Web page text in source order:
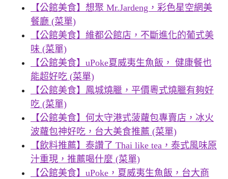
【公館美食】想聚 Mr.Jardeng，彩色星空網美
餐廳 (菜單)
【公館美食】維都公館店，不斷進化的葡式美
味 (菜單)
【公館美食】uPoke夏威夷生魚飯， 健康餐也
能超好吃 (菜單)
【公館美食】鳳城燒臘，平價粵式燒臘有夠好
吃 (菜單)
【公館美食】何太守港式菠蘿包專賣店，冰火
波蘿包神好吃，台大美食推薦 (菜單)
【飲料推薦】泰讚了 Thai like tea，泰式風味原
汁重現，推薦喝什麼 (菜單)
【公館美食】uPoke，夏威夷生魚飯，台大商